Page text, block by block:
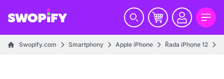
Swopify.com Smartphony Apple iPhone Řada iPhone 12